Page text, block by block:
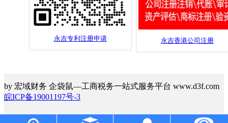
永吉专利注册申请 永吉香港公司注册
by 宏域财务 企袋鼠—工商税务一站式服务平台 www.d3f.com
皖ICP备19001197号-3